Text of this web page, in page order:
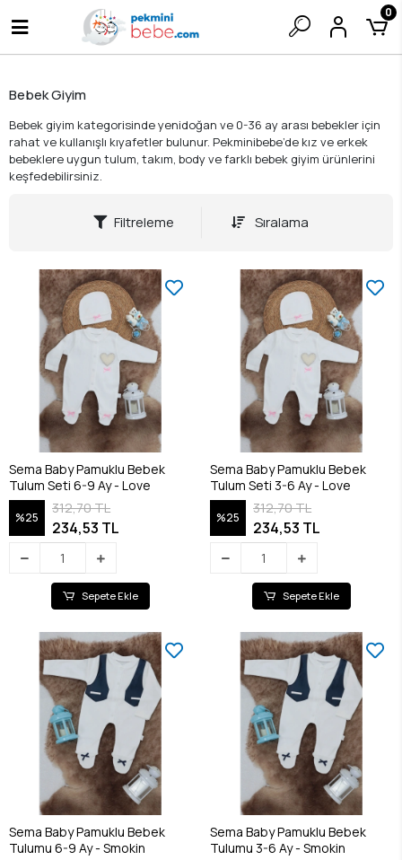
0
Bebek Giyim
Bebek giyim kategorisinde yenidoğan ve 0-36 ay arası bebekler için
rahat ve kullanışlı kıyafetler bulunur. Pekminibebe’de kız ve erkek
bebeklere uygun tulum, takım, body ve farklı bebek giyim ürünlerini
keşfedebilirsiniz.
Filtreleme Sıralama
Sema Baby Pamuklu Bebek
Tulum Seti 6-9 Ay - Love
%25
312,70 TL
234,53 TL
Sepete Ekle
Sema Baby Pamuklu Bebek
Tulum Seti 3-6 Ay - Love
%25
312,70 TL
234,53 TL
Sepete Ekle
Sema Baby Pamuklu Bebek
Tulumu 6-9 Ay - Smokin
Sema Baby Pamuklu Bebek
Tulumu 3-6 Ay - Smokin